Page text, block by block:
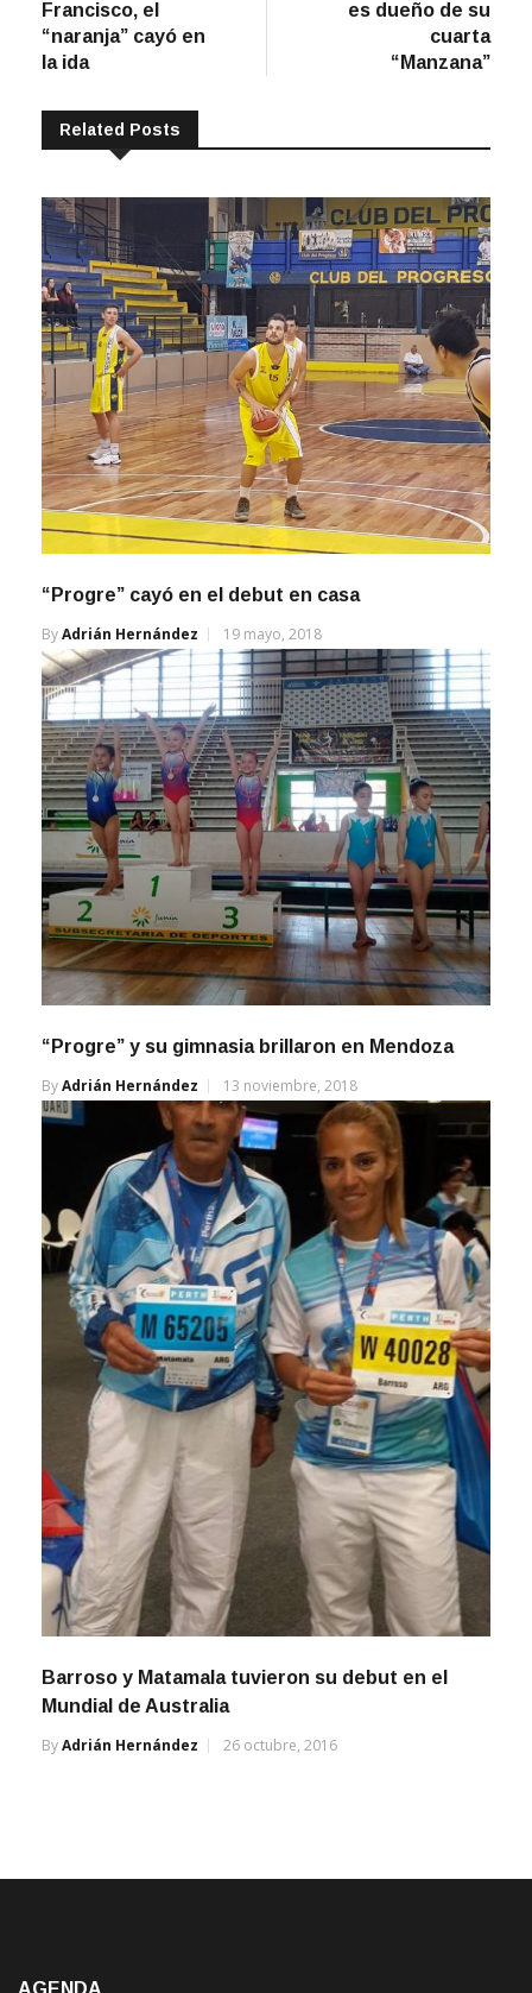
entradas
Francisco, el
“naranja” cayó en
la ida
es dueño de su
cuarta
“Manzana”
Related Posts
“Progre” cayó en el debut en casa
ByAdrián Hernández 19 mayo, 2018
“Progre” y su gimnasia brillaron en Mendoza
ByAdrián Hernández 13 noviembre, 2018
Barroso y Matamala tuvieron su debut en el
Mundial de Australia
ByAdrián Hernández 26 octubre, 2016